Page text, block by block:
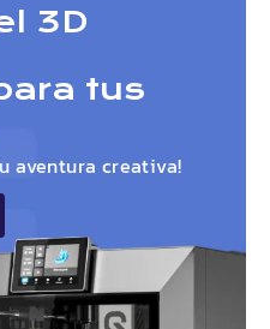
3D
tus
aventura creativa!